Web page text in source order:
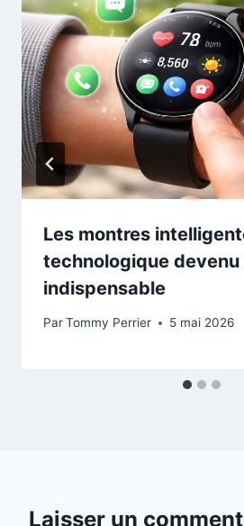
Les montres
technologique devenu
indispensable
ParTommy Perrier 5 mai 2026
Laisser un